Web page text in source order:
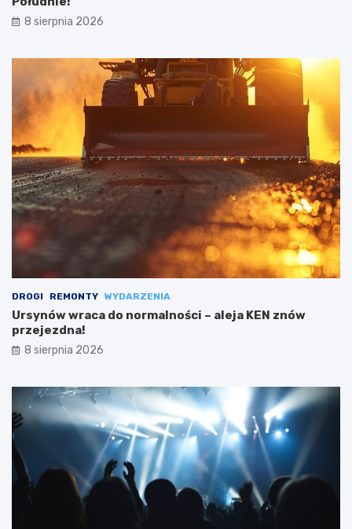
8 sierpnia 2026
DROGI REMONTY WYDARZENIA
Ursynów wraca do normalności – aleja KEN znów
przejezdna!
8 sierpnia 2026